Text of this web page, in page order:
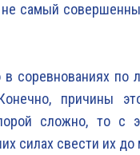
самый
в соревнованиях
причины
сложно, то с
силах свести их